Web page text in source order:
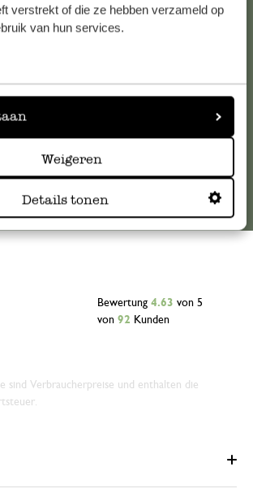
verstrekt of die ze hebben verzameld op
van hun services.
Weigeren
Details tonen
oder Tipps und Hilfe brauchen, wenden
Kundenservice. Oder lesen Sie hier
kamille.at
Bewertung 4.63 von 5
von 92 Kunden
sind Verbraucherpreise und enthalten die